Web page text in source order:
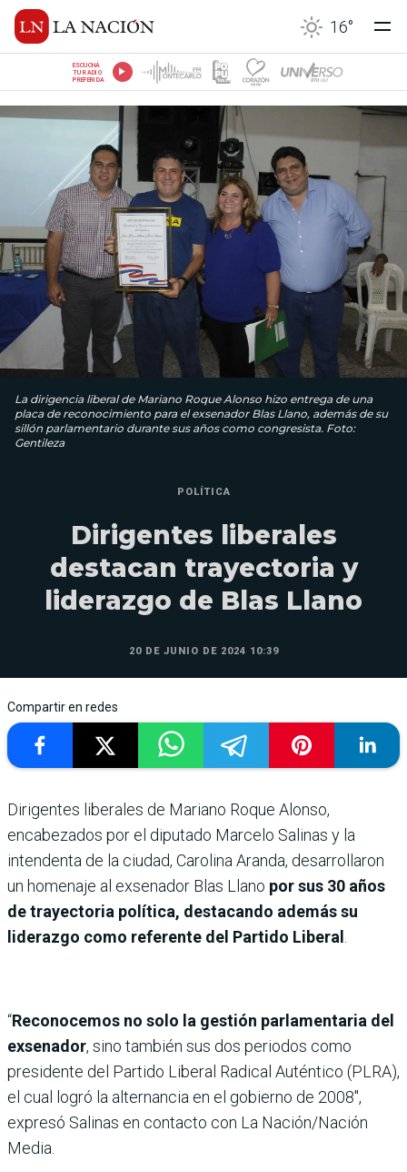
16°
ESCUCHÁ
TU RADIO
PREFERIDA
La dirigencia liberal de Mariano Roque Alonso hizo entrega de una
placa de reconocimiento para el exsenador Blas Llano, además de su
sillón parlamentario durante sus años como congresista. Foto:
Gentileza
POLÍTICA
Dirigentes liberales
destacan trayectoria y
liderazgo de Blas Llano
20 DE JUNIO DE 2024 10:39
Compartir en redes
Dirigentes liberales de Mariano Roque Alonso,
encabezados por el diputado Marcelo Salinas y la
intendenta de la ciudad, Carolina Aranda, desarrollaron
un homenaje al exsenador Blas Llano por sus 30 años
de trayectoria política, destacando además su
liderazgo como referente del Partido Liberal
“Reconocemos no solo la gestión parlamentaria del
exsenador, sino también sus dos periodos como
presidente del Partido Liberal Radical Auténtico (PLRA),
el cual logró la alternancia en el gobierno de 2008″,
expresó Salinas en contacto con La Nación/Nación
Media.